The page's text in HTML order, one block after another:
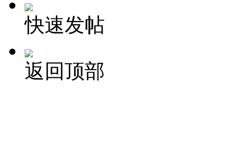
快速发帖
返回顶部